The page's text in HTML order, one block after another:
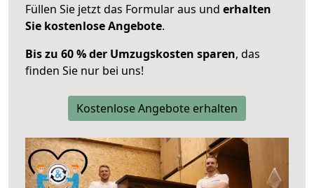
Füllen Sie jetzt das Formular aus und erhalten
Sie kostenlose Angebote.
Bis zu 60 % der Umzugskosten sparen, das
finden Sie nur bei uns!
Kostenlose Angebote erhalten